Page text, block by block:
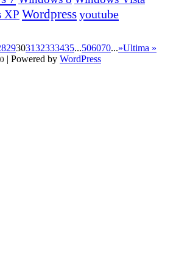
XP Wordpressyoutube
29303132333435...506070...»Ultima »
| Powered by WordPress